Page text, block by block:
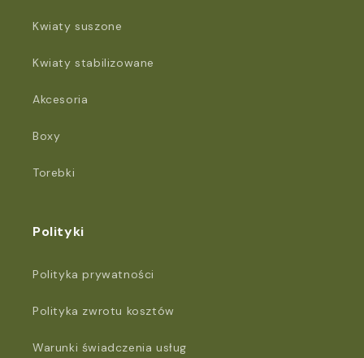
Kwiaty suszone
Kwiaty stabilizowane
Akcesoria
Boxy
Torebki
Polityki
Polityka prywatności
Polityka zwrotu kosztów
Warunki świadczenia usług